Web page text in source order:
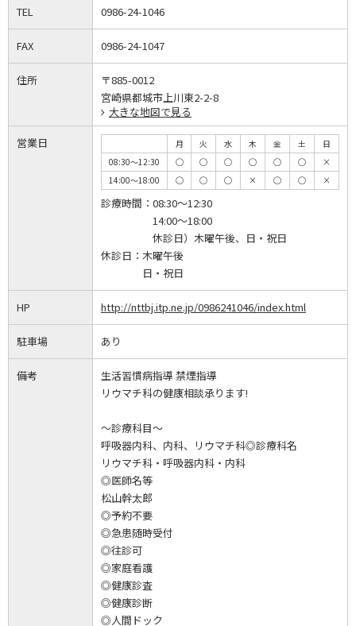
TEL 0986-24-1046
FAX 0986-24-1047
住所
〒885-0012
宮崎県都城市上川東2-2-8
大きな地図で見る
営業日 月 火 水 木 金 土
日
08:30～12:30
◯ ◯ ◯ ◯ ◯ ◯
×
14:00～18:00
◯ ◯ ◯ × ◯ ◯ ×
診療時間： 08:30～12:30
14:00～18:00
休診日）木曜午後、日・祝日
休診日： 木曜午後
日・祝日
HP http://nttbj.itp.ne.jp/0986241046/index.html
駐車場 あり
備考
生活習慣病指導 禁煙指導
リウマチ科の健康相談承ります!
～診療科目～
呼吸器内科、内科、リウマチ科◎診療科名
リウマチ科・呼吸器内科・内科
◎医師名等
松山幹太郎
◎予約不要
◎急患随時受付
◎往診可
◎家庭看護
◎健康診査
◎健康診断
◎人間ドック